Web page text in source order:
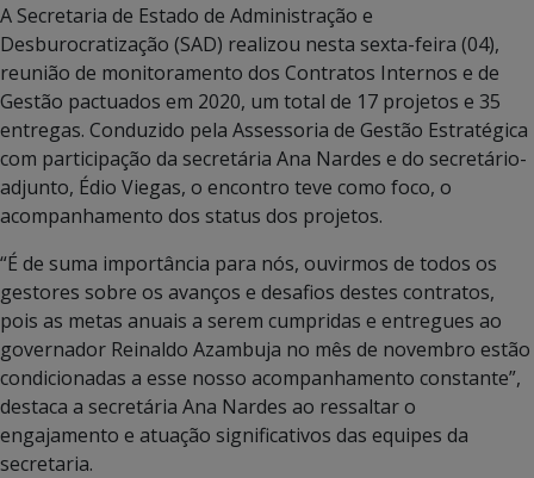
A Secretaria de Estado de Administração e
Desburocratização (SAD) realizou nesta sexta-feira (04),
reunião de monitoramento dos Contratos Internos e de
Gestão pactuados em 2020, um total de 17 projetos e 35
entregas. Conduzido pela Assessoria de Gestão Estratégica
com participação da secretária Ana Nardes e do secretário-
adjunto, Édio Viegas, o encontro teve como foco, o
acompanhamento dos status dos projetos.
“É de suma importância para nós, ouvirmos de todos os
gestores sobre os avanços e desafios destes contratos,
pois as metas anuais a serem cumpridas e entregues ao
governador Reinaldo Azambuja no mês de novembro estão
condicionadas a esse nosso acompanhamento constante”,
destaca a secretária Ana Nardes ao ressaltar o
engajamento e atuação significativos das equipes da
secretaria.